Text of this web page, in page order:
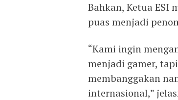
Bahkan, Ketua ESI
puas menjadi
“Kami ingin
menjadi gamer,
membanggakan
internasional,”